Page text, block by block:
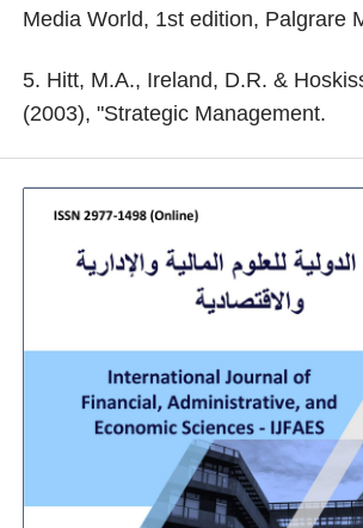
Media World, 1st edition, Palgrare
5. Hitt, M.A., Ireland, D.R. &
(2003), "Strategic Management.